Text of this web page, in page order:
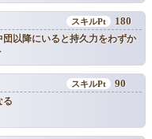
180
以降にいると持久力をわずか
90
る